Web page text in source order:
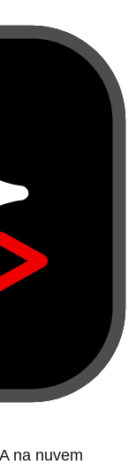
na nuvem